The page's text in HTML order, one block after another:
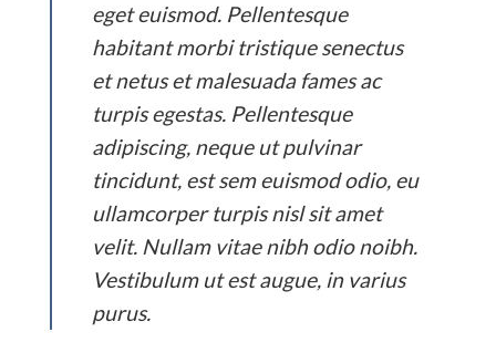
eget euismod. Pellentesque
habitant morbi tristique senectus
et netus et malesuada fames ac
turpis egestas. Pellentesque
adipiscing, neque ut pulvinar
tincidunt, est sem euismod odio, eu
ullamcorper turpis nisl sit amet
velit. Nullam vitae nibh odio noibh.
Vestibulum ut est augue, in varius
purus.